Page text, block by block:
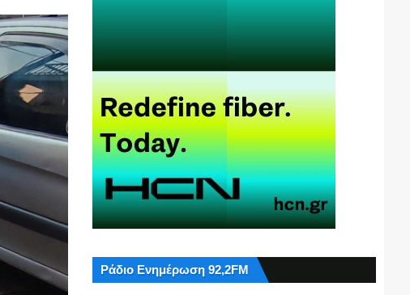
Ράδιο Ενημέρωση 92,2FM